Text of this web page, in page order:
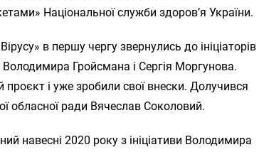
Національної служби здоров’я України.
в першу чергу звернулись до ініціаторів
Гройсмана і Сергія Моргунова.
і уже зробили свої внески. Долучився
обласної ради Вячеслав Соколовий.
навесні 2020 року з ініціативи Володимира